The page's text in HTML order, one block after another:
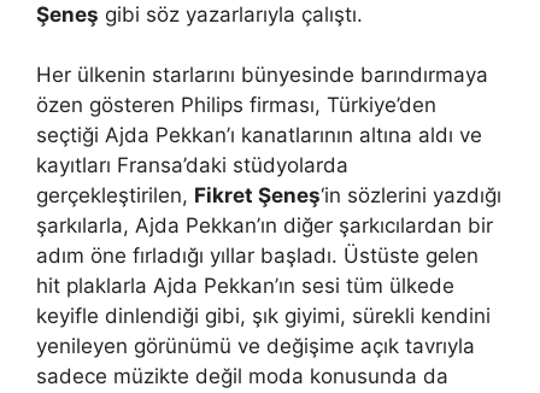
Şeneş gibi söz yazarlarıyla çalıştı.
Her ülkenin starlarını bünyesinde barındırmaya
özen gösteren Philips firması, Türkiye’den
seçtiği Ajda Pekkan’ı kanatlarının altına aldı ve
kayıtları Fransa’daki stüdyolarda
gerçekleştirilen, Fikret Şeneş‘in sözlerini yazdığı
şarkılarla, Ajda Pekkan’ın diğer şarkıcılardan bir
adım öne fırladığı yıllar başladı. Üstüste gelen
hit plaklarla Ajda Pekkan’ın sesi tüm ülkede
keyifle dinlendiği gibi, şık giyimi, sürekli kendini
yenileyen görünümü ve değişime açık tavrıyla
sadece müzikte değil moda konusunda da